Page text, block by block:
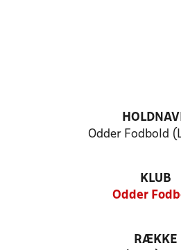
Odder Fodbold
KLUB
Odder
RÆKKE